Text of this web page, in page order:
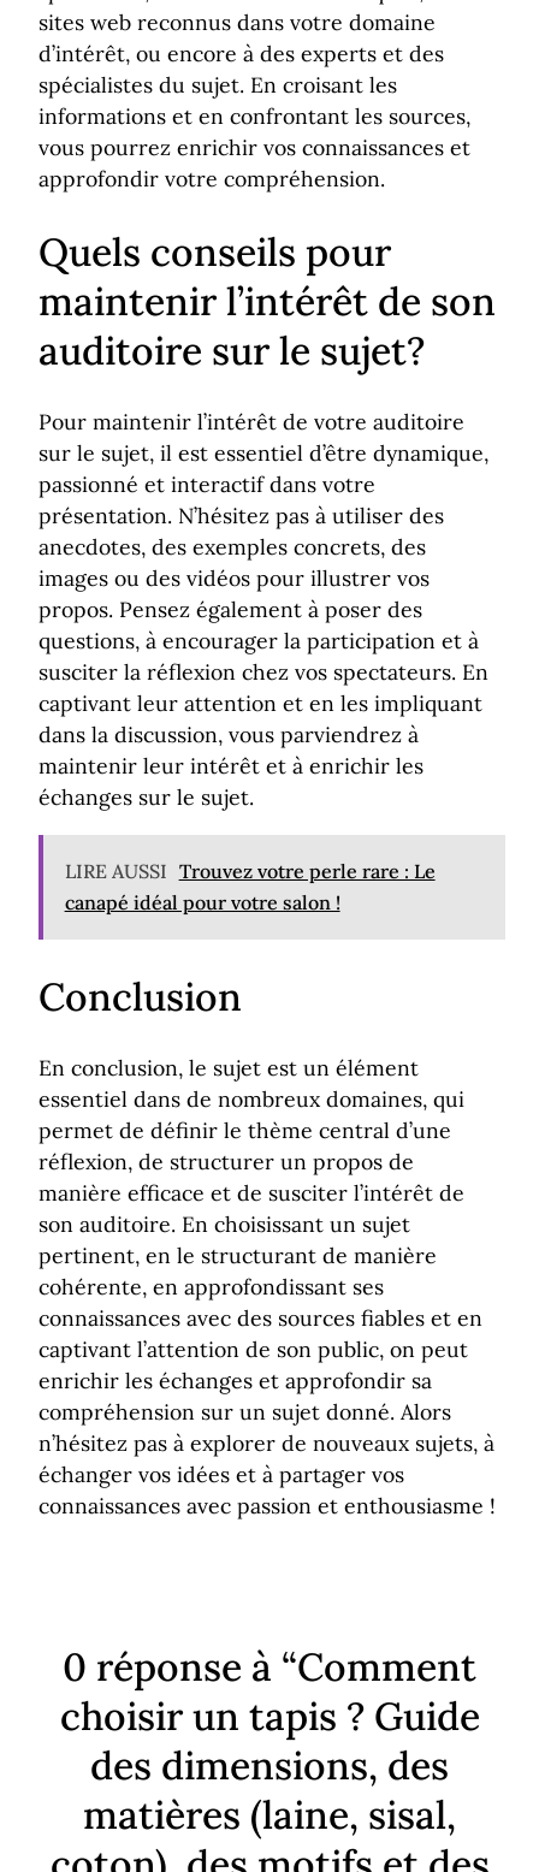
sites web reconnus dans votre domaine
d’intérêt, ou encore à des experts et des
spécialistes du sujet. En croisant les
informations et en confrontant les sources,
vous pourrez enrichir vos connaissances et
approfondir votre compréhension.
Quels conseils pour
maintenir l’intérêt de son
auditoire sur le sujet?
Pour maintenir l’intérêt de votre auditoire
sur le sujet, il est essentiel d’être dynamique,
passionné et interactif dans votre
présentation. N’hésitez pas à utiliser des
anecdotes, des exemples concrets, des
images ou des vidéos pour illustrer vos
propos. Pensez également à poser des
questions, à encourager la participation et à
susciter la réflexion chez vos spectateurs. En
captivant leur attention et en les impliquant
dans la discussion, vous parviendrez à
maintenir leur intérêt et à enrichir les
échanges sur le sujet.
LIRE AUSSI Trouvez votre perle rare : Le
canapé idéal pour votre salon !
Conclusion
En conclusion, le sujet est un élément
essentiel dans de nombreux domaines, qui
permet de définir le thème central d’une
réflexion, de structurer un propos de
manière efficace et de susciter l’intérêt de
son auditoire. En choisissant un sujet
pertinent, en le structurant de manière
cohérente, en approfondissant ses
connaissances avec des sources fiables et en
captivant l’attention de son public, on peut
enrichir les échanges et approfondir sa
compréhension sur un sujet donné. Alors
n’hésitez pas à explorer de nouveaux sujets, à
échanger vos idées et à partager vos
connaissances avec passion et enthousiasme !
0 réponse à “Comment
choisir un tapis ? Guide
des dimensions, des
matières (laine, sisal,